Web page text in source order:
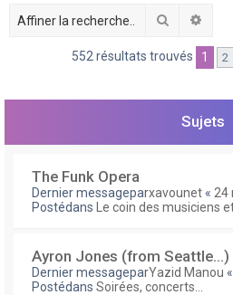
Rechercher
552 résultats trouvés 1 2
Sujets
The Funk Opera
Dernier messageparxavounet « 24
Postédans
Le coin des musiciens
Ayron Jones (from Seattle...)
Dernier messageparYazid Manou «
Postédans Soirées, concerts...